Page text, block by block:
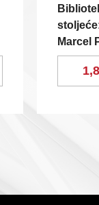
Marcel